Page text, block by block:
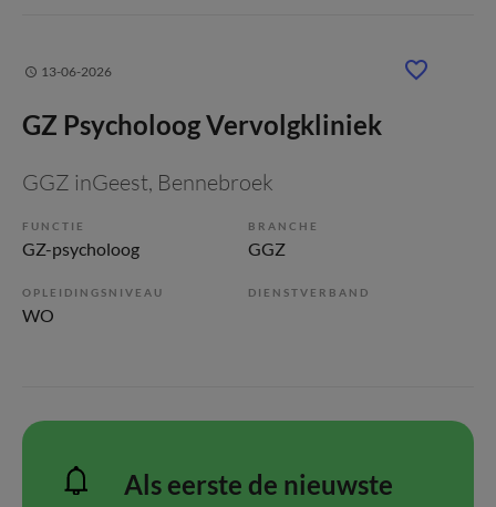
13-06-2026
GZ Psycholoog Vervolgkliniek
GGZ inGeest, Bennebroek
FUNCTIE
GZ-psycholoog
BRANCHE
GGZ
OPLEIDINGSNIVEAU
WO
DIENSTVERBAND
Als eerste de nieuwste